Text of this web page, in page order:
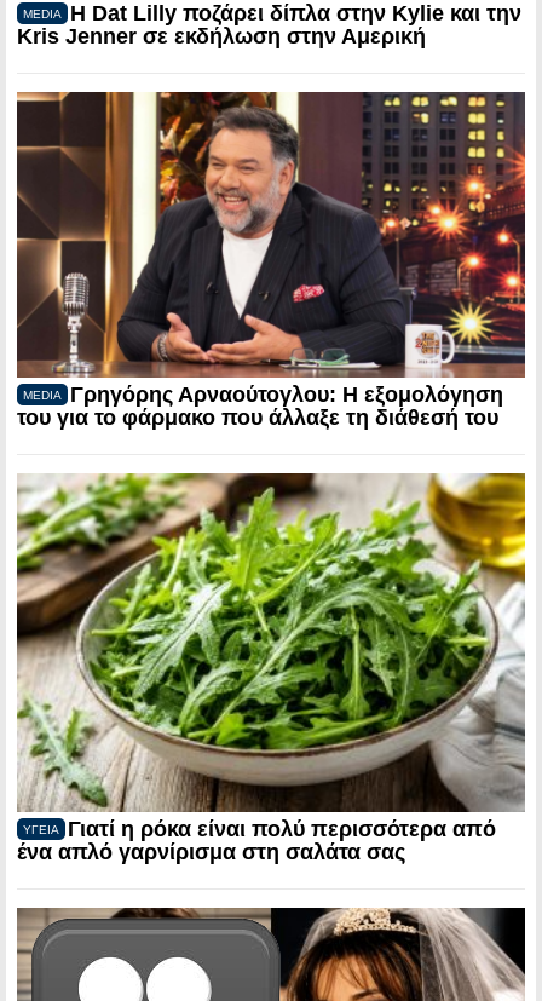
MEDIA
Η Dat Lilly ποζάρει δίπλα στην Kylie και την
Kris Jenner σε εκδήλωση στην Αμερική
MEDIA
Γρηγόρης Αρναούτογλου: Η εξομολόγηση
του για το φάρμακο που άλλαξε τη διάθεσή του
ΥΓΕΙΑ
Γιατί η ρόκα είναι πολύ περισσότερα από
ένα απλό γαρνίρισμα στη σαλάτα σας